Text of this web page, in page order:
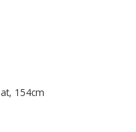
at, 154cm